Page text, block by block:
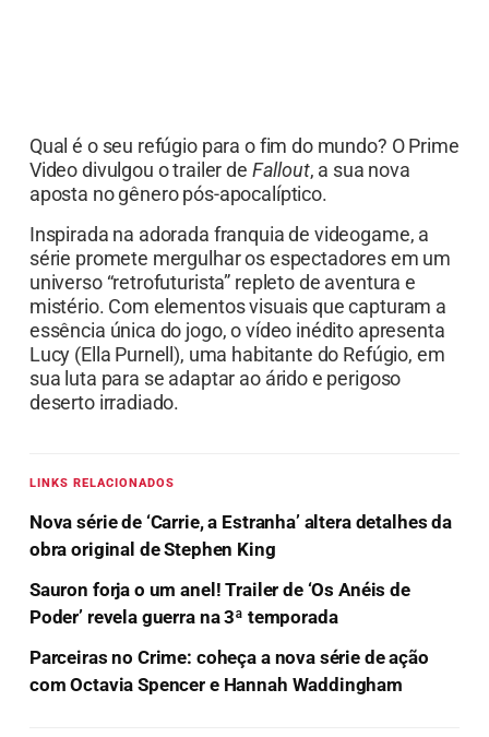
Qual é o seu refúgio para o fim do mundo? O Prime
Video divulgou o trailer de Fallout, a sua nova
aposta no gênero pós-apocalíptico.
Inspirada na adorada franquia de videogame, a
série promete mergulhar os espectadores em um
universo “retrofuturista” repleto de aventura e
mistério. Com elementos visuais que capturam a
essência única do jogo, o vídeo inédito apresenta
Lucy (Ella Purnell), uma habitante do Refúgio, em
sua luta para se adaptar ao árido e perigoso
deserto irradiado.
LINKS RELACIONADOS
Nova série de ‘Carrie, a Estranha’ altera detalhes da
obra original de Stephen King
Sauron forja o um anel! Trailer de ‘Os Anéis de
Poder’ revela guerra na 3ª temporada
Parceiras no Crime: coheça a nova série de ação
com Octavia Spencer e Hannah Waddingham